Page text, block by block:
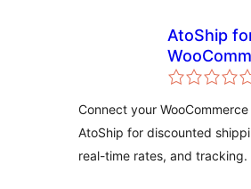
AtoShip
Connect your
AtoShip for discounted
real-time rates, and tracking.